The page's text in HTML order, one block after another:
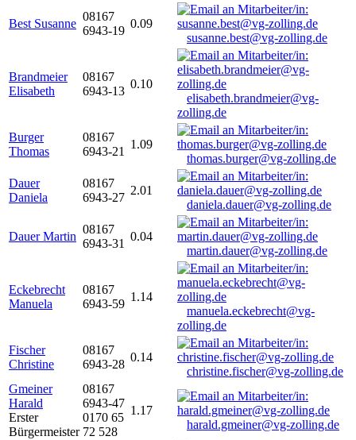
Best Susanne
08167
6943-19
0.09
susanne.best@vg-zolling.de
Brandmeier
Elisabeth
08167
6943-13
0.10
elisabeth.brandmeier@vg-
zolling.de
Burger
Thomas
08167
6943-21
1.09
thomas.burger@vg-zolling.de
Dauer
Daniela
08167
6943-27
2.01
daniela.dauer@vg-zolling.de
Dauer Martin
08167
6943-31
0.04
martin.dauer@vg-zolling.de
Eckebrecht
Manuela
08167
6943-59
1.14
manuela.eckebrecht@vg-
zolling.de
Fischer
Christine
08167
6943-28
0.14
christine.fischer@vg-zolling.de
Gmeiner
Harald
Erster
Bürgermeister
08167
6943-47
0170 65
72 528
1.17
harald.gmeiner@vg-zolling.de